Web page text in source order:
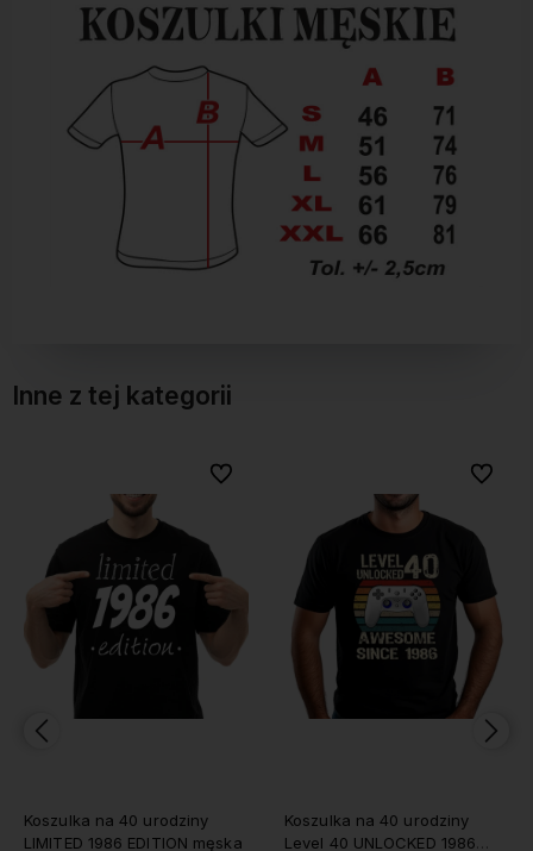
Inne z tej kategorii
Koszulka na 40 urodziny
Level 40 UNLOCKED 1986
Koszulka męska na 40
urodziny VINTAGE